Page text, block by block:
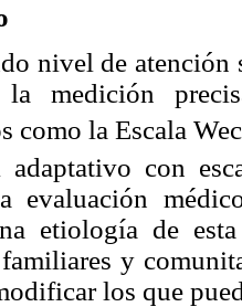
nivel de
la medición
como la Escala
con
evaluación
etiología de
familiares y
los que